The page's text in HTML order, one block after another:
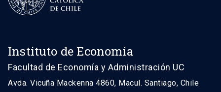
Instituto de Economía
Facultad de Economía y Administración UC
Avda. Vicuña Mackenna 4860, Macul. Santiago, Chile